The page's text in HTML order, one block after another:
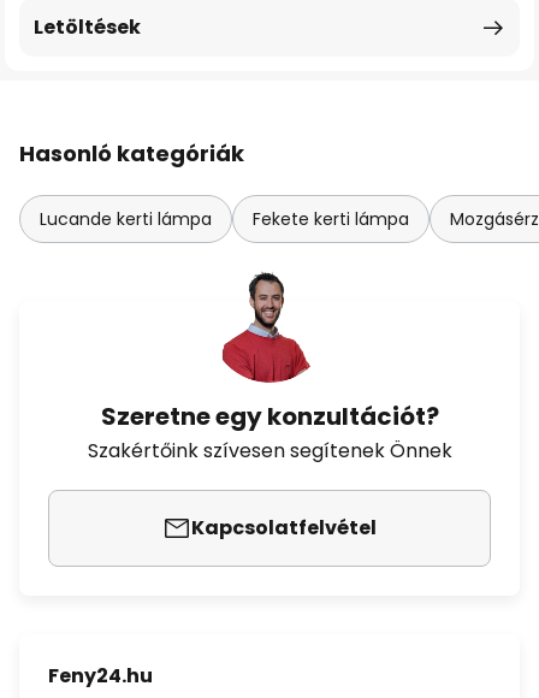
Letöltések
Hasonló kategóriák
Lucande kerti lámpa Fekete kerti lámpa
Szeretne egy konzultációt?
Szakértőink szívesen segítenek Önnek
Kapcsolatfelvétel
Feny24.hu